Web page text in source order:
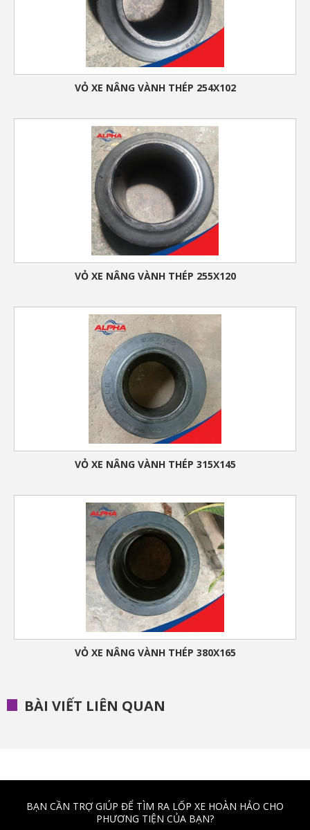
VỎ XE NÂNG VÀNH THÉP 254X102
VỎ XE NÂNG VÀNH THÉP 255X120
VỎ XE NÂNG VÀNH THÉP 315X145
VỎ XE NÂNG VÀNH THÉP 380X165
BÀI VIẾT LIÊN QUAN
BẠN CẦN TRỢ GIÚP ĐỂ TÌM RA LỐP XE HOÀN HẢO CHO
PHƯƠNG TIỆN CỦA BẠN?